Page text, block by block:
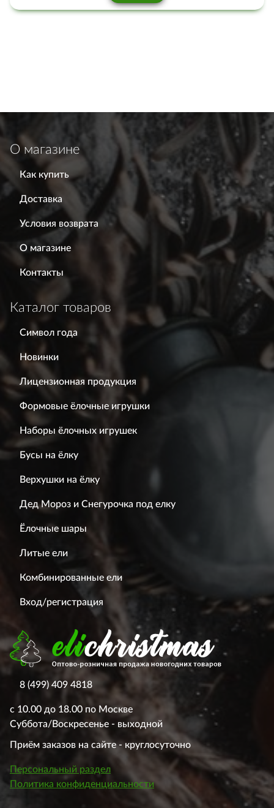
О магазине
Как купить
Доставка
Условия возврата
О магазине
Контакты
Каталог товаров
Символ года
Новинки
Лицензионная продукция
Формовые ёлочные игрушки
Наборы ёлочных игрушек
Бусы на ёлку
Верхушки на ёлку
Дед Мороз и Снегурочка под елку
Ёлочные шары
Литые ели
Комбинированные ели
Вход/регистрация
8 (499) 409 4818
с 10.00 до 18.00 по Москве
Суббота/Воскресенье - выходной
Приём заказов на сайте - круглосуточно
Персональный раздел
Политика конфиденциальности